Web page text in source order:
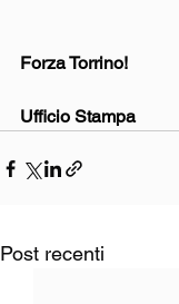
Forza Torrino!
Ufficio Stampa
Post recenti